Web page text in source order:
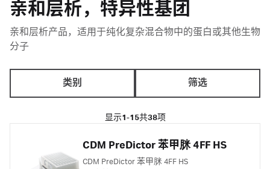
亲和层析，特异性基团
亲和层析产品，适用于纯化复杂混合物中的蛋白或其他生物
分子
类别 筛选
显示1-15共38项
CDM PreDictor 苯甲脒 4FF HS
CDM PreDictor 苯甲脒 4FF HS